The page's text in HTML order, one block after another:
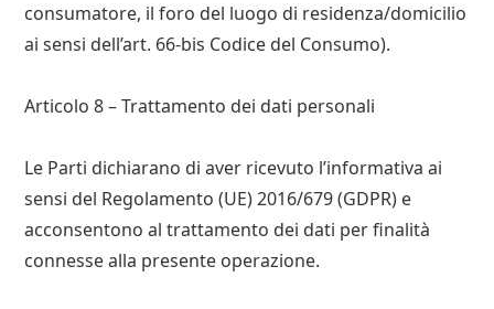
consumatore, il foro del luogo di residenza/domicilio
ai sensi dell’art. 66-bis Codice del Consumo).
Articolo 8 – Trattamento dei dati personali
Le Parti dichiarano di aver ricevuto l’informativa ai
sensi del Regolamento (UE) 2016/679 (GDPR) e
acconsentono al trattamento dei dati per finalità
connesse alla presente operazione.